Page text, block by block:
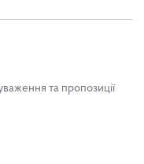
та пропозиції